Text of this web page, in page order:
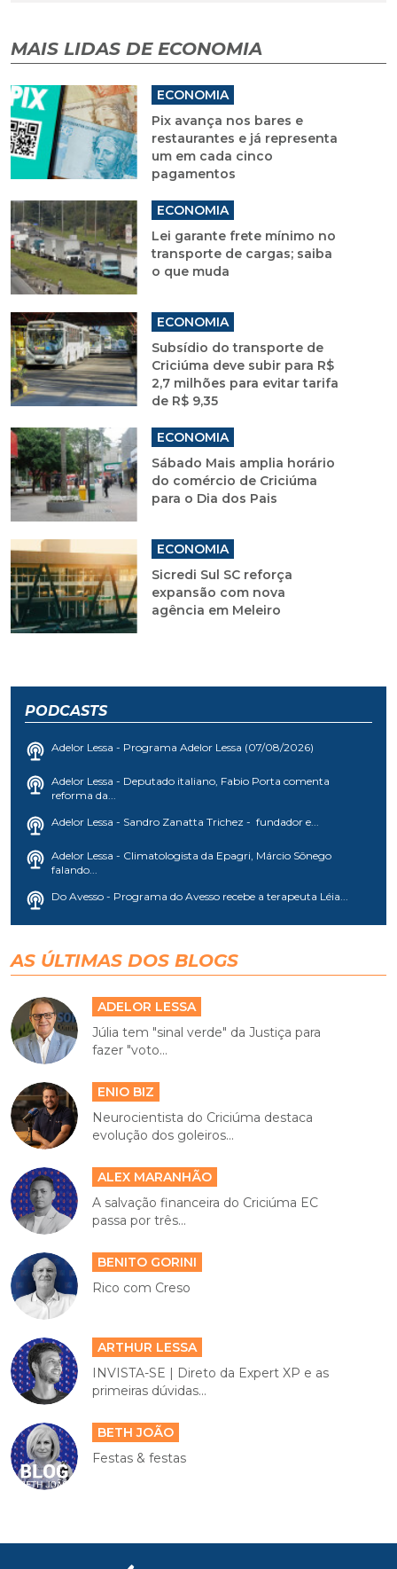
MAIS LIDAS DE ECONOMIA
ECONOMIA
Pix avança nos bares e
restaurantes e já representa
um em cada cinco
pagamentos
ECONOMIA
Lei garante frete mínimo no
transporte de cargas; saiba
o que muda
ECONOMIA
Subsídio do transporte de
Criciúma deve subir para R$
2,7 milhões para evitar tarifa
de R$ 9,35
ECONOMIA
Sábado Mais amplia horário
do comércio de Criciúma
para o Dia dos Pais
ECONOMIA
Sicredi Sul SC reforça
expansão com nova
agência em Meleiro
PODCASTS
Adelor Lessa - Programa Adelor Lessa (07/08/2026)
Adelor Lessa - Deputado italiano, Fabio Porta comenta
reforma da...
Adelor Lessa - Sandro Zanatta Trichez - fundador e...
Adelor Lessa - Climatologista da Epagri, Márcio Sônego
falando...
Do Avesso - Programa do Avesso recebe a terapeuta Léia...
AS ÚLTIMAS DOS BLOGS
ADELOR LESSA
Júlia tem "sinal verde" da Justiça para
fazer "voto...
ENIO BIZ
Neurocientista do Criciúma destaca
evolução dos goleiros...
ALEX MARANHÃO
A salvação financeira do Criciúma EC
passa por três...
BENITO GORINI
Rico com Creso
ARTHUR LESSA
INVISTA-SE | Direto da Expert XP e as
primeiras dúvidas...
BETH JOÃO
Festas & festas